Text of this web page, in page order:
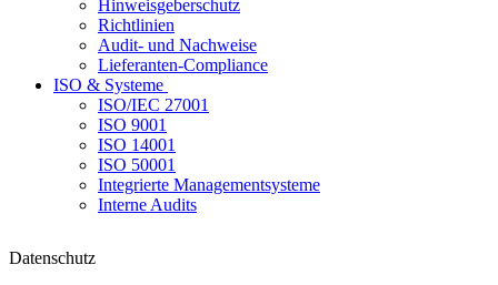
Hinweisgeberschutz
Richtlinien
Audit- und Nachweise
Lieferanten-Compliance
ISO & Systeme
ISO/IEC 27001
ISO 9001
ISO 14001
ISO 50001
Integrierte Managementsysteme
Interne Audits
Datenschutz